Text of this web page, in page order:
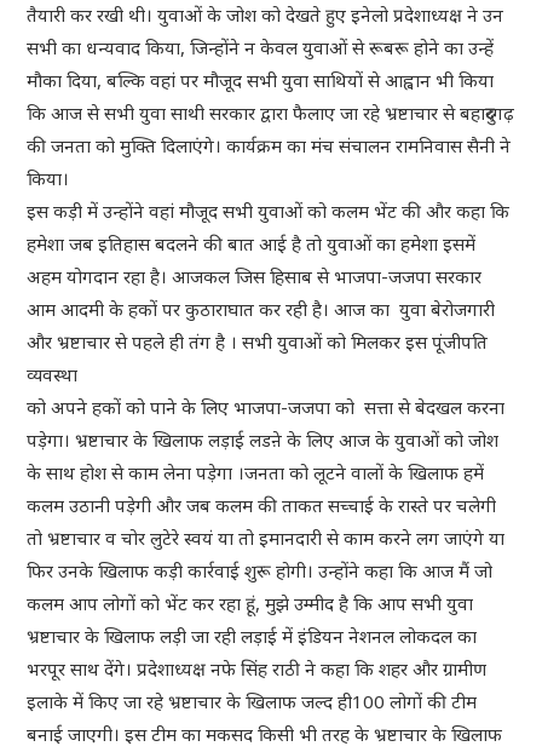
तैयारी कर रखी थी। युवाओं के जोश को देखते हुए इनेलो प्रदेशाध्यक्ष ने उन
सभी का धन्यवाद किया, जिन्होंने न केवल युवाओं से रूबरू होने का उन्हें
मौका दिया, बल्कि वहां पर मौजूद सभी युवा साथियों से आह्वान भी किया
कि आज से सभी युवा साथी सरकार द्वारा फैलाए जा रहे भ्रष्टाचार से बहादुरगढ़
की जनता को मुक्ति दिलाएंगे। कार्यक्रम का मंच संचालन रामनिवास सैनी ने
किया।
इस कड़ी में उन्होंने वहां मौजूद सभी युवाओं को कलम भेंट की और कहा कि
हमेशा जब इतिहास बदलने की बात आई है तो युवाओं का हमेशा इसमें
अहम योगदान रहा है। आजकल जिस हिसाब से भाजपा-जजपा सरकार
आम आदमी के हकों पर कुठाराघात कर रही है। आज का युवा बेरोजगारी
और भ्रष्टाचार से पहले ही तंग है । सभी युवाओं को मिलकर इस पूंजीपति
व्यवस्था
को अपने हकों को पाने के लिए भाजपा-जजपा को सत्ता से बेदखल करना
पड़ेगा। भ्रष्टाचार के खिलाफ लड़ाई लडऩे के लिए आज के युवाओं को जोश
के साथ होश से काम लेना पड़ेगा ।जनता को लूटने वालों के खिलाफ हमें
कलम उठानी पड़ेगी और जब कलम की ताकत सच्चाई के रास्ते पर चलेगी
तो भ्रष्टाचार व चोर लुटेरे स्वयं या तो इमानदारी से काम करने लग जाएंगे या
फिर उनके खिलाफ कड़ी कार्रवाई शुरू होगी। उन्होंने कहा कि आज मैं जो
कलम आप लोगों को भेंट कर रहा हूं, मुझे उम्मीद है कि आप सभी युवा
भ्रष्टाचार के खिलाफ लड़ी जा रही लड़ाई में इंडियन नेशनल लोकदल का
भरपूर साथ देंगे। प्रदेशाध्यक्ष नफे सिंह राठी ने कहा कि शहर और ग्रामीण
इलाके में किए जा रहे भ्रष्टाचार के खिलाफ जल्द ही100 लोगों की टीम
बनाई जाएगी। इस टीम का मकसद किसी भी तरह के भ्रष्टाचार के खिलाफ